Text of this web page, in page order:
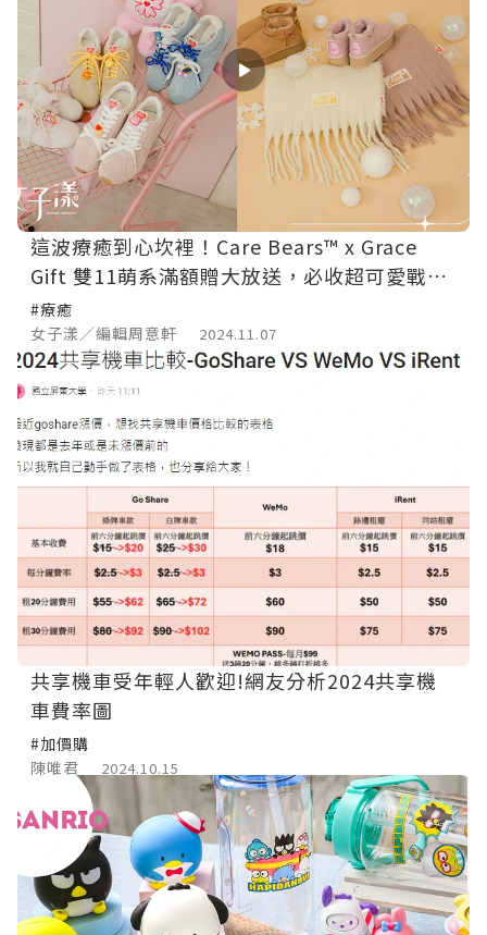
這波療癒到心坎裡！Care Bears™ x Grace
Gift 雙11萌系滿額贈大放送，必收超可愛戰利
品！
#療癒
女子漾／編輯周意軒
2024.11.07
共享機車受年輕人歡迎!網友分析2024共享機
車費率圖
#加價購
陳唯君
2024.10.15